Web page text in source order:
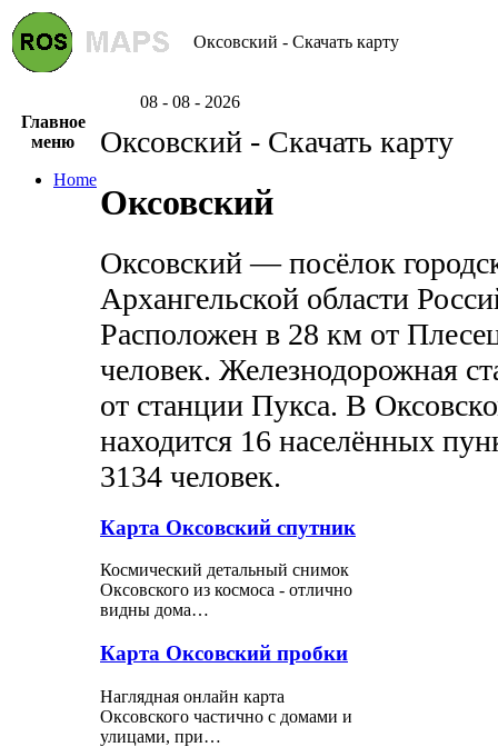
Оксовский - Скачать карту
08 - 08 - 2026
Главное
меню
Home
Оксовский - Скачать карту
Оксовский
Оксовский — посёлок
Архангельской области
Расположен в 28 км от
человек. Железнодорожная
от станции Пукса. В
находится 16 населённых
3134 человек.
Карта Оксовский спутник
Космический детальный снимок
Оксовского из космоса - отлично
видны дома…
Карта Оксовский пробки
Наглядная онлайн карта
Оксовского частично с домами и
улицами, при…